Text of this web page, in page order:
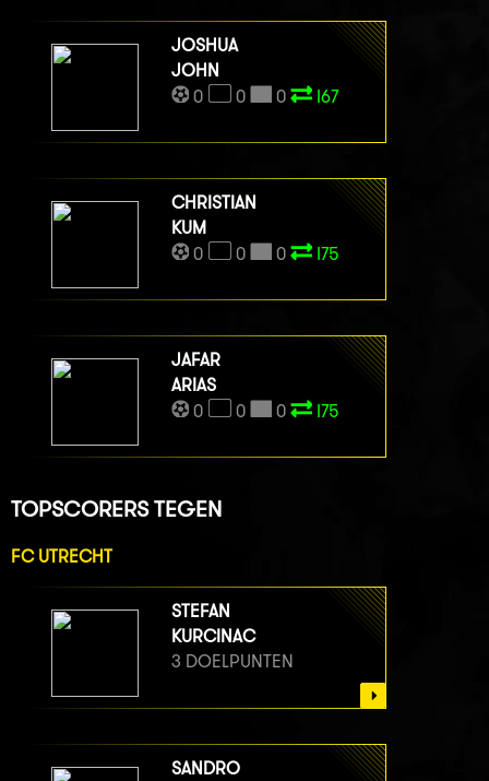
JOSHUA
JOHN
0
0 0 I67
CHRISTIAN
KUM
0
0 0 I75
JAFAR
ARIAS
0
0 0 I75
TOPSCORERS TEGEN
FC UTRECHT
STEFAN
KURCINAC
3 DOELPUNTEN
SANDRO